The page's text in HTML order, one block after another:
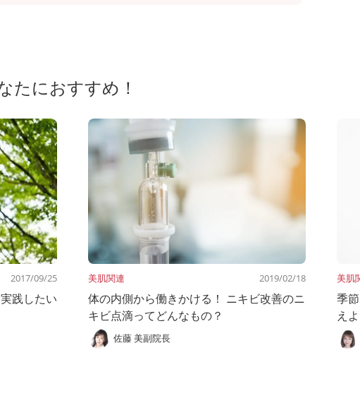
たにおすすめ！
2017/09/25
践したい
美肌関連 2019/02/18
体の内側から働きかける！ ニキビ改善のニ
キビ点滴ってどんなもの？
佐藤 美副院長
美肌
季
え